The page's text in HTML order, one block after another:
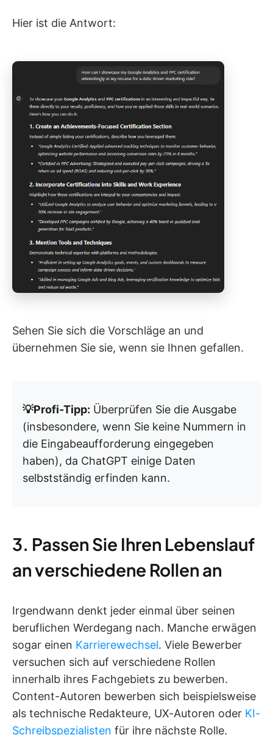
Hier ist die Antwort:
Sehen Sie sich die Vorschläge an und
übernehmen Sie sie, wenn sie Ihnen gefallen.
💡Profi-Tipp: Überprüfen Sie die Ausgabe
(insbesondere, wenn Sie keine Nummern in
die Eingabeaufforderung eingegeben
haben), da ChatGPT einige Daten
selbstständig erfinden kann.
3. Passen Sie Ihren Lebenslauf
an verschiedene Rollen an
Irgendwann denkt jeder einmal über seinen
beruflichen Werdegang nach. Manche erwägen
sogar einen Karrierewechsel. Viele Bewerber
versuchen sich auf verschiedene Rollen
innerhalb ihres Fachgebiets zu bewerben.
Content-Autoren bewerben sich beispielsweise
als technische Redakteure, UX-Autoren oder KI-
Schreibspezialisten für ihre nächste Rolle.